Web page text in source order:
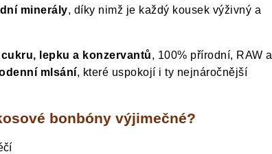
minerály, díky nimž je každý kousek výživný a
lepku a konzervantů, 100% přírodní, RAW a
mlsání, které uspokojí i ty nejnáročnější
bonbóny výjimečné?